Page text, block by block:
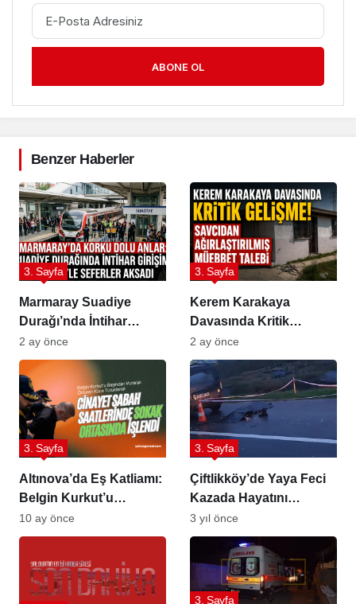
ABONE OL
Benzer Haberler
Marmaray Suadiye
Durağı’nda İntihar
Girişimi
3. Sayfa
2 ay önce
Kerem Karakaya
Davasında Kritik
Dönemeç: Savcıdan
Ağırlaştırılmış Müebbet
Talebi
3. Sayfa
2 ay önce
Altınova’da Eş Katliamı:
Belgin Kurkut’u
Başından Vurarak
Öldüren Koca
3. Sayfa
10 ay önce
Çiftlikköy’de Yaya Feci
Kazada Hayatını
Kaybetti
3. Sayfa
3 yıl önce
3. Sayfa